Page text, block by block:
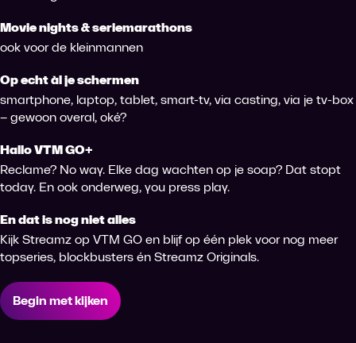
Movie nights & seriemarathons
ook voor de kleinmannen
Op echt àl je schermen
smartphone, laptop, tablet, smart-tv, via casting, via je tv-box
– gewoon overal, oké?
Hallo VTM GO+
Reclame? No way. Elke dag wachten op je soap? Dat stopt
today. En ook onderweg, you press play.
En dat is nog niet alles
Kijk Streamz op VTM GO en blijf op één plek voor nog meer
topseries, blockbusters én Streamz Originals.
Begin met kijken